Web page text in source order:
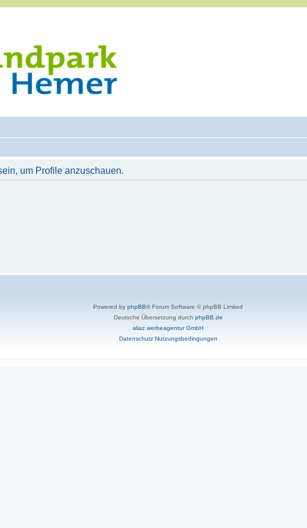
um Profile anzuschauen.
Powered by phpBB® Forum Software © phpBB Limited
Deutsche Übersetzung durch phpBB.de
aliaz werbeagentur GmbH
Datenschutz Nutzungsbedingungen